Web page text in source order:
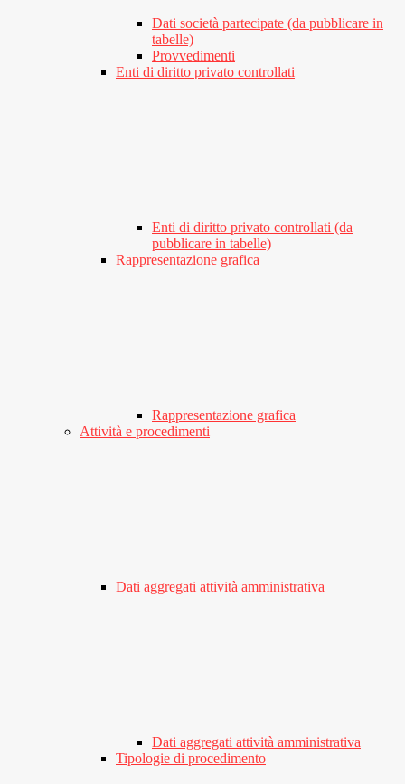
Dati società partecipate (da pubblicare in
tabelle)
Provvedimenti
Enti di diritto privato controllati
Enti di diritto privato controllati (da
pubblicare in tabelle)
Rappresentazione grafica
Rappresentazione grafica
Attività e procedimenti
Dati aggregati attività amministrativa
Dati aggregati attività amministrativa
Tipologie di procedimento